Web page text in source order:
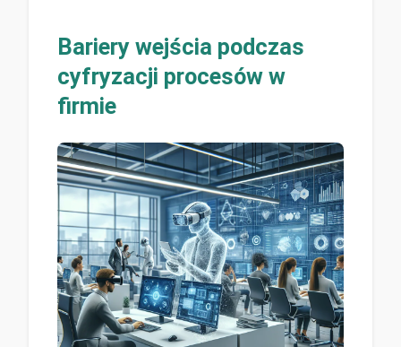
Bariery wejścia podczas
cyfryzacji procesów w
firmie